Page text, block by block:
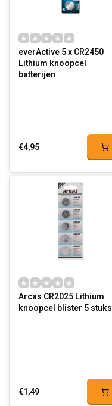
everActive 5 x CR2450
Lithium knoopcel
batterijen
€4,95
Arcas CR2025 Lithium
knoopcel blister 5 stuks
€1,49